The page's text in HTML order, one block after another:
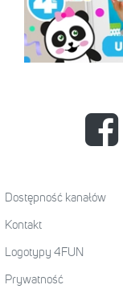
Dostępność kanałów
Kontakt
Logotypy 4FUN
Prywatność